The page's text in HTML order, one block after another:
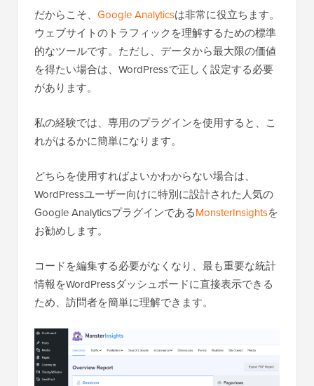
だからこそ、 Google Analyticsは非常に役立ちます。
ウェブサイトのトラフィックを理解するための標準
的なツールです。ただし、データから最大限の価値
を得たい場合は、WordPressで正しく設定する必要
があります。
私の経験では、専用のプラグインを使用すると、こ
れがはるかに簡単になります。
どちらを使用すればよいかわからない場合は、
WordPressユーザー向けに特別に設計された人気の
Google AnalyticsプラグインであるMonsterInsightsを
お勧めします。
コードを編集する必要がなくなり、最も重要な統計
情報をWordPressダッシュボードに直接表示できる
ため、訪問者を簡単に理解できます。